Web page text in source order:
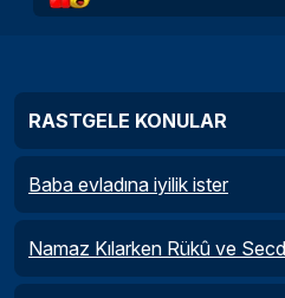
RASTGELE KONULAR
Baba evladına iyilik ister
Namaz Kılarken Rükû ve